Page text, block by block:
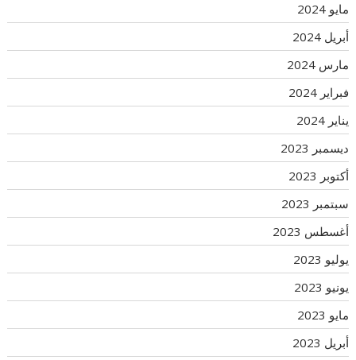
مايو 2024
أبريل 2024
مارس 2024
فبراير 2024
يناير 2024
ديسمبر 2023
أكتوبر 2023
سبتمبر 2023
أغسطس 2023
يوليو 2023
يونيو 2023
مايو 2023
أبريل 2023